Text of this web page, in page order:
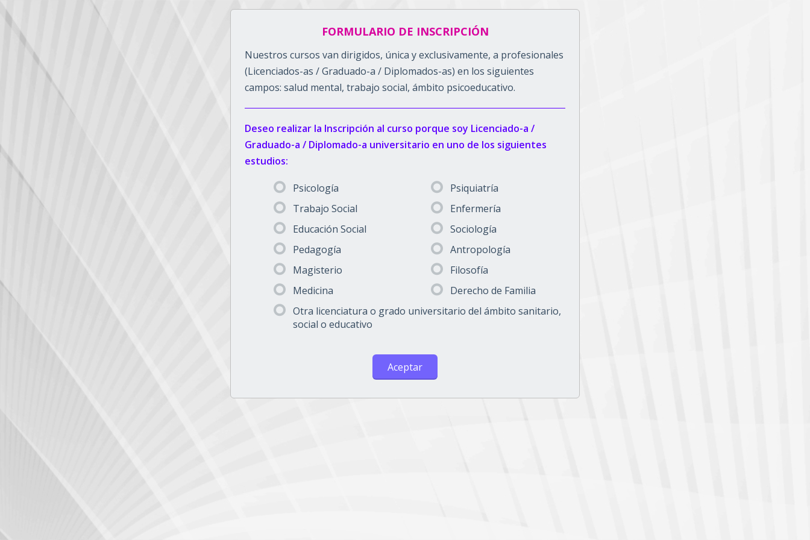
FORMULARIO DE INSCRIPCIÓN
Nuestros cursos van dirigidos, única y exclusivamente, a profesionales
(Licenciados-as / Graduado-a / Diplomados-as) en los siguientes
campos: salud mental, trabajo social, ámbito psicoeducativo.
Deseo realizar la Inscripción al curso porque soy Licenciado-a /
Graduado-a / Diplomado-a universitario en uno de los siguientes
estudios:
Psicología
Trabajo Social
Educación Social
Pedagogía
Magisterio
Medicina
Psiquiatría
Enfermería
Sociología
Antropología
Filosofía
Derecho de Familia
Otra licenciatura o grado universitario del ámbito sanitario,
social o educativo